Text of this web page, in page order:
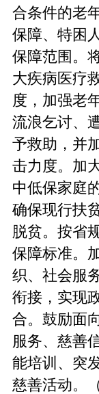
合条件的老
保障、特困
保障范围。
大疾病医疗
度，加强老
流浪乞讨、
予救助，并
击力度。加
中低保家庭
确保现行扶
脱贫。按省
保障标准。
织、社会服
衔接，实现
合。鼓励面
服务、慈善
能培训、突
慈善活动。